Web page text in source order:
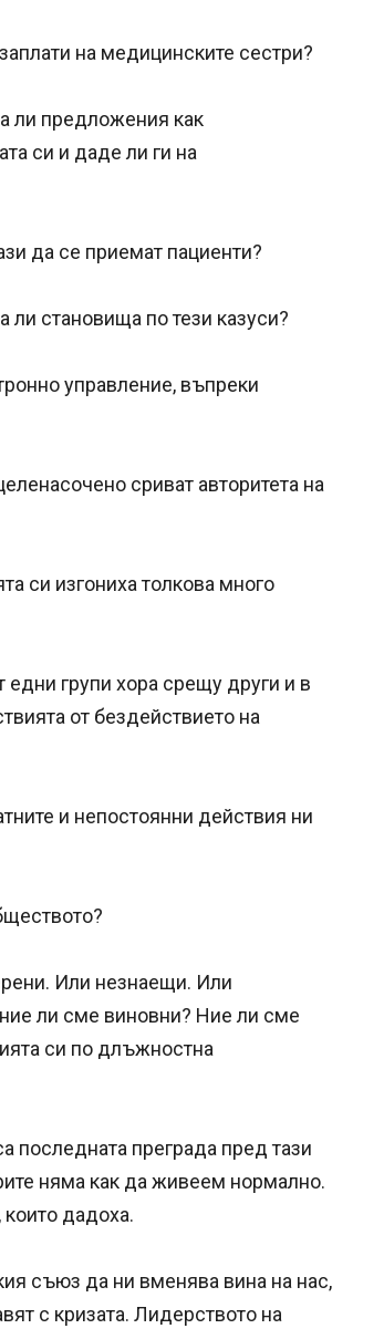
на медицинските сестри?
ли предложения как
си и даде ли ги на
да се приемат пациенти?
становища по тези казуси?
управление, въпреки
сриват авторитета на
си изгониха толкова много
едни групи хора срещу други и в
от бездействието на
и непостоянни действия ни
Или незнаещи. Или
ли сме виновни? Ние ли сме
си по длъжностна
последната преграда пред тази
няма как да живеем нормално.
дадоха.
съюз да ни вменява вина на нас,
с кризата. Лидерството на